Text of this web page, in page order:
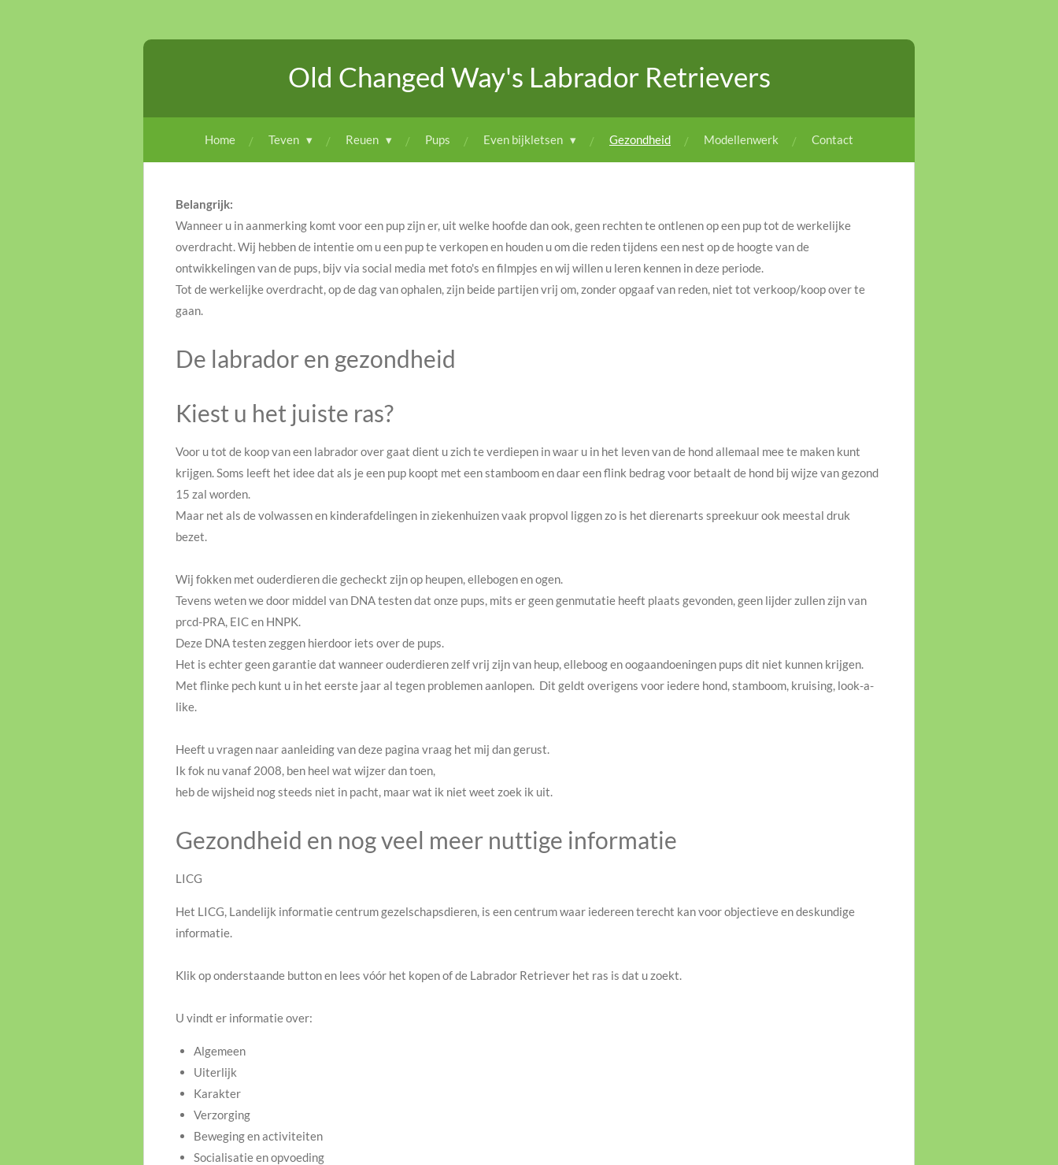
Old Changed Way's Labrador Retrievers
Home Teven Reuen Pups Even bijkletsen Gezondheid Modellenwerk Contact
Belangrijk:
Wanneer u in aanmerking komt voor een pup zijn er, uit welke hoofde dan ook, geen rechten te ontlenen op een pup tot de werkelijke
overdracht. Wij hebben de intentie om u een pup te verkopen en houden u om die reden tijdens een nest op de hoogte van de
ontwikkelingen van de pups, bijv via social media met foto's en filmpjes en wij willen u leren kennen in deze periode.
Tot de werkelijke overdracht, op de dag van ophalen, zijn beide partijen vrij om, zonder opgaaf van reden, niet tot verkoop/koop over te
gaan.
De labrador en gezondheid
Kiest u het juiste ras?
Voor u tot de koop van een labrador over gaat dient u zich te verdiepen in waar u in het leven van de hond allemaal mee te maken kunt
krijgen. Soms leeft het idee dat als je een pup koopt met een stamboom en daar een flink bedrag voor betaalt de hond bij wijze van gezond
15 zal worden.
Maar net als de volwassen en kinderafdelingen in ziekenhuizen vaak propvol liggen zo is het dierenarts spreekuur ook meestal druk
bezet.
Wij fokken met ouderdieren die gecheckt zijn op heupen, ellebogen en ogen.
Tevens weten we door middel van DNA testen dat onze pups, mits er geen genmutatie heeft plaats gevonden, geen lijder zullen zijn van
prcd-PRA, EIC en HNPK.
Deze DNA testen zeggen hierdoor iets over de pups.
Het is echter geen garantie dat wanneer ouderdieren zelf vrij zijn van heup, elleboog en oogaandoeningen pups dit niet kunnen krijgen.
Met flinke pech kunt u in het eerste jaar al tegen problemen aanlopen. Dit geldt overigens voor iedere hond, stamboom, kruising, look-a-
like.
Heeft u vragen naar aanleiding van deze pagina vraag het mij dan gerust.
Ik fok nu vanaf 2008, ben heel wat wijzer dan toen,
heb de wijsheid nog steeds niet in pacht, maar wat ik niet weet zoek ik uit.
Gezondheid en nog veel meer nuttige informatie
LICG
Het LICG, Landelijk informatie centrum gezelschapsdieren, is een centrum waar iedereen terecht kan voor objectieve en deskundige
informatie.
Klik op onderstaande button en lees vóór het kopen of de Labrador Retriever het ras is dat u zoekt.
U vindt er informatie over:
Algemeen
Uiterlijk
Karakter
Verzorging
Beweging en activiteiten
Socialisatie en opvoeding